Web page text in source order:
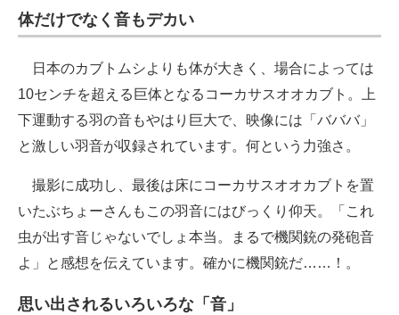
体だけでなく音もデカい
日本のカブトムシよりも体が大きく、場合によっては
10センチを超える巨体となるコーカサスオオカブト。上
下運動する羽の音もやはり巨大で、映像には「バババ」
と激しい羽音が収録されています。何という力強さ。
撮影に成功し、最後は床にコーカサスオオカブトを置
いたぶちょーさんもこの羽音にはびっくり仰天。「これ
虫が出す音じゃないでしょ本当。まるで機関銃の発砲音
よ」と感想を伝えています。確かに機関銃だ……！。
思い出されるいろいろな「音」